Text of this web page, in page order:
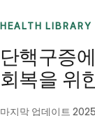
HEALTH LIBRARY
단핵구증
회복을 위
마지막 업데이트